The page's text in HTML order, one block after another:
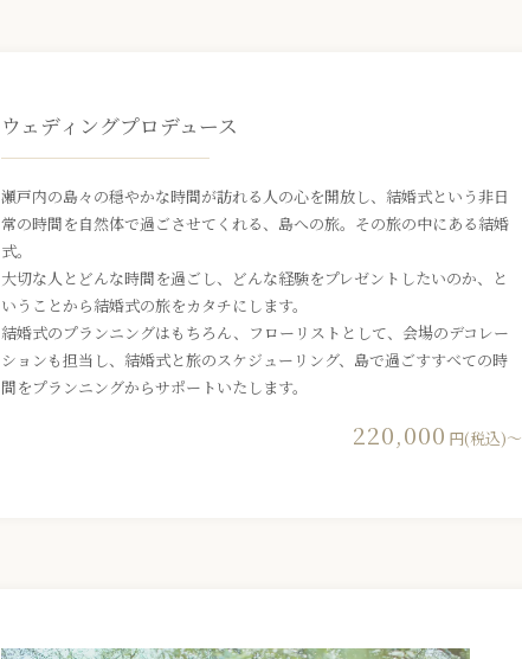
ウェディングプロデュース
瀬戸内の島々の穏やかな時間が訪れる人の心を開放し、結婚式という非日
常の時間を自然体で過ごさせてくれる、島への旅。その旅の中にある結婚
式。
大切な人とどんな時間を過ごし、どんな経験をプレゼントしたいのか、と
いうことから結婚式の旅をカタチにします。
結婚式のプランニングはもちろん、フローリストとして、会場のデコレー
ションも担当し、結婚式と旅のスケジューリング、島で過ごすすべての時
間をプランニングからサポートいたします。
220,000 円(税込)〜